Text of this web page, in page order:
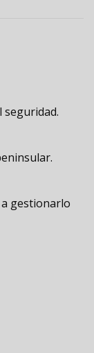
gestionarlo